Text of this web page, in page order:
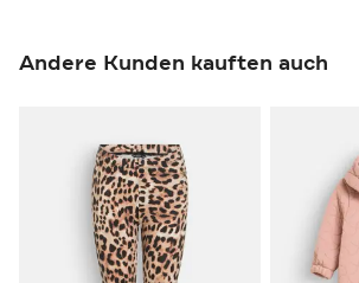
Andere Kunden kauften auch